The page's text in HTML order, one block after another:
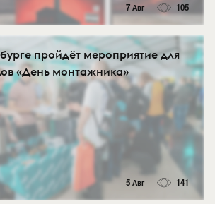
7 Авг 105
пройдёт мероприятие для
«День монтажника»
5 Авг 141